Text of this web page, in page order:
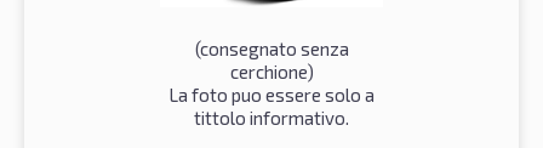
(consegnato senza
cerchione)
La foto puo essere solo a
tittolo informativo.